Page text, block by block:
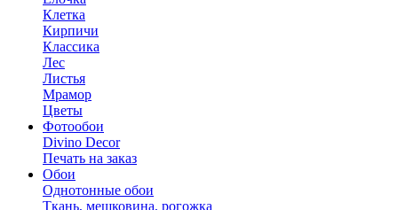
Клетка
Кирпичи
Классика
Лес
Листья
Мрамор
Цветы
Фотообои
Divino Decor
Печать на заказ
Обои
Однотонные обои
Ткань, мешковина, рогожка